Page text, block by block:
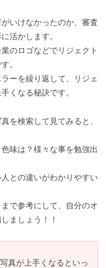
いけなかったのか、審査
活かします。
のロゴなどでリジェクト
。
ーを繰り返して、リジェ
くなる秘訣です。
を検索して見てみると、
味は？様々な事を勉強出
との違いがわかりやすい
で参考にして、自分のオ
ましょう！！
真が上手くなるといっ